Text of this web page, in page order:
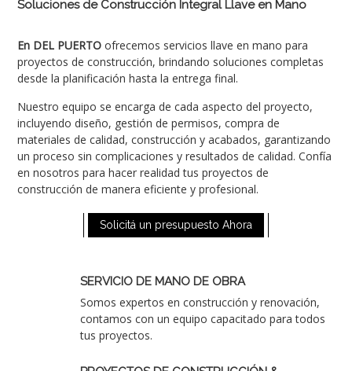
Soluciones de Construcción Integral Llave en Mano
En DEL PUERTO ofrecemos servicios llave en mano para
proyectos de construcción, brindando soluciones completas
desde la planificación hasta la entrega final.
Nuestro equipo se encarga de cada aspecto del proyecto,
incluyendo diseño, gestión de permisos, compra de
materiales de calidad, construcción y acabados, garantizando
un proceso sin complicaciones y resultados de calidad. Confía
en nosotros para hacer realidad tus proyectos de
construcción de manera eficiente y profesional.
Solicitá un presupuesto Ahora
SERVICIO DE MANO DE OBRA
Somos expertos en construcción y renovación,
contamos con un equipo capacitado para todos
tus proyectos.